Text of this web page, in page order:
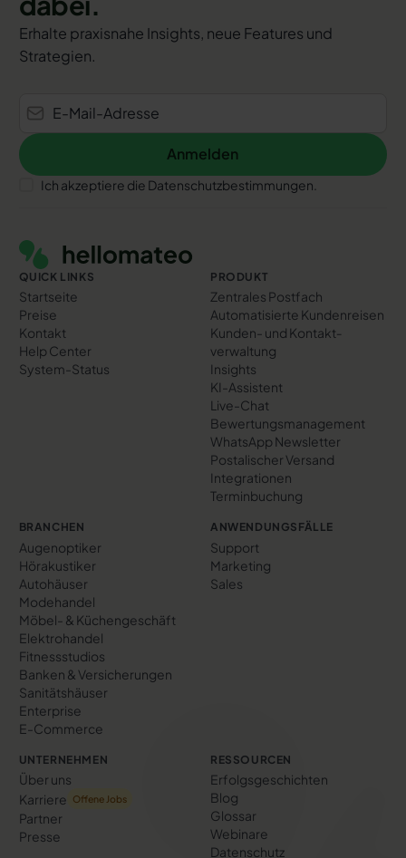
Erhalte praxisnahe Insights, neue Features und
Strategien.
Anmelden
Anmelden
Ich akzeptiere die Datenschutzbestimmungen.
QUICK LINKS
Startseite
Preise
Kontakt
Help Center
System-Status
PRODUKT
Zentrales Postfach
Automatisierte Kundenreisen
Kunden- und Kontakt­
verwaltung
Insights
KI-Assistent
Live-Chat
Bewertungs­management
WhatsApp Newsletter
Postalischer Versand
Integrationen
Terminbuchung
BRANCHEN
Augenoptiker
Hörakustiker
Autohäuser
Modehandel
Möbel- & Küchengeschäft
Elektrohandel
Fitnessstudios
Banken & Versicherungen
Sanitätshäuser
Enterprise
E-Commerce
ANWENDUNGSFÄLLE
Support
Marketing
Sales
UNTERNEHMEN
Über uns
Karriere
Offene Jobs
Partner
Presse
RESSOURCEN
Erfolgs­geschichten
Blog
Glossar
Webinare
Datenschutz